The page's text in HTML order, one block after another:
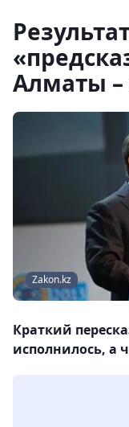
Алматы –
Zakon.kz
Краткий
исполнилось, а